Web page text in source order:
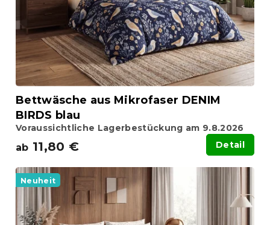
u
n
go
d
u
k
Bettwäsche aus Mikrofaser DENIM
BIRDS blau
Voraussichtliche Lagerbestückung am 9.8.2026
ab 11,80 € Detail
Neuheit